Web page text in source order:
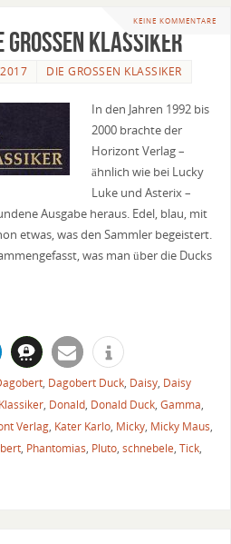
KEINE KOMMENTARE
großen Klassiker
DIE GROSSEN KLASSIKER
In den Jahren 1992 bis
2000 brachte der
Horizont Verlag –
ähnlich wie bei Lucky
Luke und Asterix –
Ausgabe heraus. Edel, blau, mit
etwas, was den Sammler begeistert.
was man über die Ducks
, Dagobert Duck, Daisy, Daisy
, Donald, Donald Duck, Gamma,
Verlag, Kater Karlo, Micky, Micky Maus,
, Phantomias, Pluto, schnebele, Tick,